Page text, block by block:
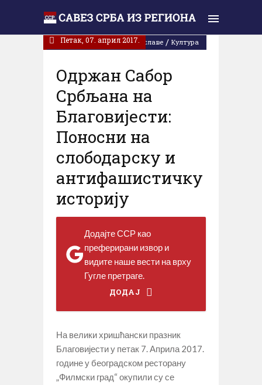
Завичајне вечери / Крсне славе / Култура
Петак, 07. април 2017.
Oдржан Сабор
Србљана на
Благовијести:
Поносни на
слободарску и
антифашистичку
историју
Додајте ССР као
преферирани извор и
видите наше вести на врху
Гугле претраге.
ДОДАЈ
На велики хришћански празник
Благовијести у петак 7. Априла 2017.
године у београдском ресторану
„Филмски град“ окупили су се